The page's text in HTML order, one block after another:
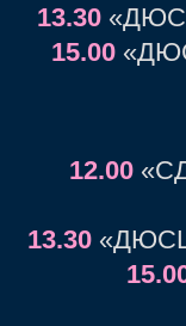
13.30
15.00
12.00
13.30 «ДЮСШ